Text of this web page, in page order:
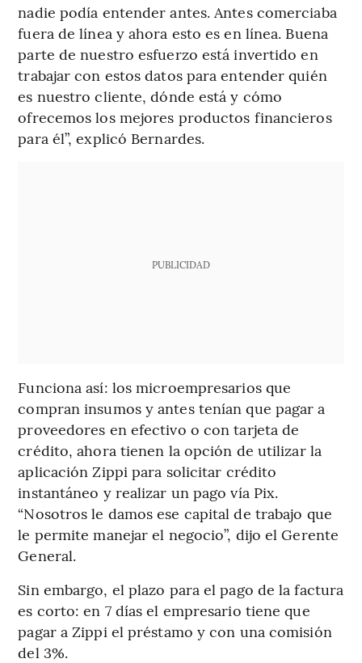
nadie podía entender antes. Antes comerciaba
fuera de línea y ahora esto es en línea. Buena
parte de nuestro esfuerzo está invertido en
trabajar con estos datos para entender quién
es nuestro cliente, dónde está y cómo
ofrecemos los mejores productos financieros
para él”, explicó Bernardes.
PUBLICIDAD
Funciona así: los microempresarios que
compran insumos y antes tenían que pagar a
proveedores en efectivo o con tarjeta de
crédito, ahora tienen la opción de utilizar la
aplicación Zippi para solicitar crédito
instantáneo y realizar un pago vía Pix.
“Nosotros le damos ese capital de trabajo que
le permite manejar el negocio”, dijo el Gerente
General.
Sin embargo, el plazo para el pago de la factura
es corto: en 7 días el empresario tiene que
pagar a Zippi el préstamo y con una comisión
del 3%.